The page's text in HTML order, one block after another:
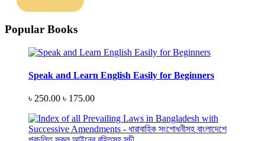
Popular Books
Speak and Learn English Easily for Beginners
৳ 250.00 ৳ 175.00